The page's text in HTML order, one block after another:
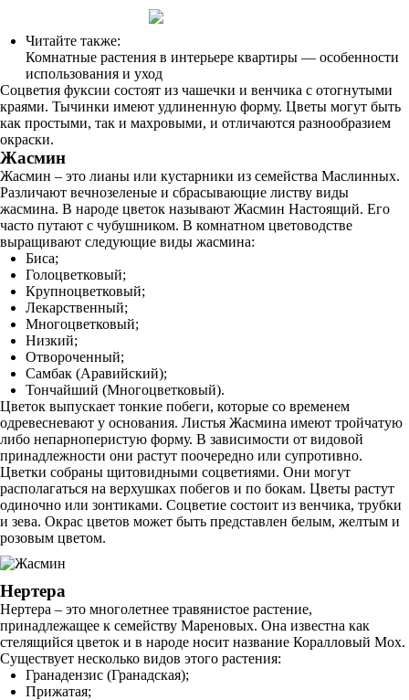
Читайте также:
Комнатные растения в интерьере квартиры — особенности
использования и уход
Соцветия фуксии состоят из чашечки и венчика с отогнутыми
краями. Тычинки имеют удлиненную форму. Цветы могут быть
как простыми, так и махровыми, и отличаются разнообразием
окраски.
Жасмин
Жасмин – это лианы или кустарники из семейства Маслинных.
Различают вечнозеленые и сбрасывающие листву виды
жасмина. В народе цветок называют Жасмин Настоящий. Его
часто путают с чубушником. В комнатном цветоводстве
выращивают следующие виды жасмина:
Биса;
Голоцветковый;
Крупноцветковый;
Лекарственный;
Многоцветковый;
Низкий;
Отвороченный;
Самбак (Аравийский);
Тончайший (Многоцветковый).
Цветок выпускает тонкие побеги, которые со временем
одревесневают у основания. Листья Жасмина имеют тройчатую
либо непарноперистую форму. В зависимости от видовой
принадлежности они растут поочередно или супротивно.
Цветки собраны щитовидными соцветиями. Они могут
располагаться на верхушках побегов и по бокам. Цветы растут
одиночно или зонтиками. Соцветие состоит из венчика, трубки
и зева. Окрас цветов может быть представлен белым, желтым и
розовым цветом.
Нертера
Нертера – это многолетнее травянистое растение,
принадлежащее к семейству Мареновых. Она известна как
стелящийся цветок и в народе носит название Коралловый Мох.
Существует несколько видов этого растения:
Гранадензис (Гранадская);
Прижатая;